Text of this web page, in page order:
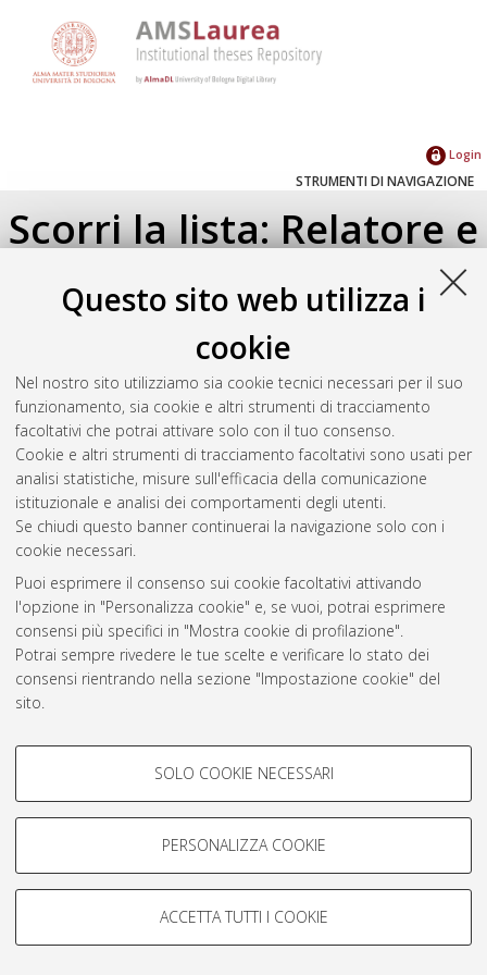
Questo sito web utilizza i
cookie
Nel nostro sito utilizziamo sia cookie tecnici necessari per il suo
funzionamento, sia cookie e altri strumenti di tracciamento
facoltativi che potrai attivare solo con il tuo consenso.
Cookie e altri strumenti di tracciamento facoltativi sono usati per
analisi statistiche, misure sull'efficacia della comunicazione
istituzionale e analisi dei comportamenti degli utenti.
Se chiudi questo banner continuerai la navigazione solo con i
cookie necessari.
Puoi esprimere il consenso sui cookie facoltativi attivando
l'opzione in "Personalizza cookie" e, se vuoi, potrai esprimere
consensi più specifici in "Mostra cookie di profilazione".
Potrai sempre rivedere le tue scelte e verificare lo stato dei
consensi rientrando nella sezione "Impostazione cookie" del
sito.
COOKIE DI PROFILAZIONE -
Si tratta di cookie utilizzati per analizzare le caratteristiche della
navigazione degli utenti, creare profili in base al loro comportamento
Mostra cookie di profilazione
COOKIE TECNICI - NECESSARI
SOLO COOKIE NECESSARI
PERSONALIZZA COOKIE
ACCETTA TUTTI I COOKIE
Login
STRUMENTI DI NAVIGAZIONE
Scorri la lista: Relatore e
Correlatore
Seleziona un valore dall'elenco sottostante.
2018(1)
Atom
Rss 1.0
Rss 2.0
AMS Laurea
Servizio implementato e gestito da AlmaDL
Impostazioni Cookie
© ALMA MATER STUDIORUM - Università di Bologna, 2007-2026.